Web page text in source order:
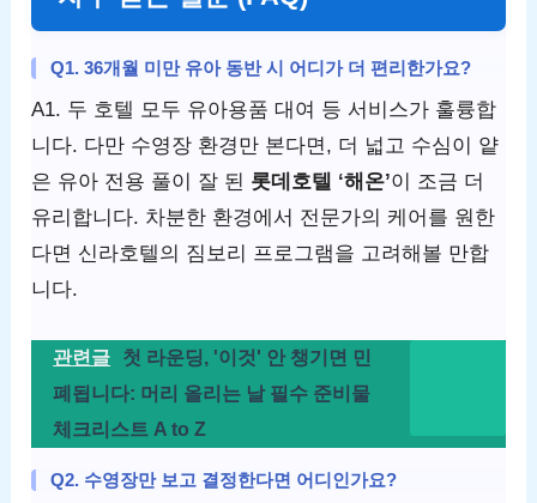
Q1. 36개월 미만 유아 동반 시 어디가 더 편리한가요?
A1. 두 호텔 모두 유아용품 대여 등 서비스가 훌륭합
니다. 다만 수영장 환경만 본다면, 더 넓고 수심이 얕
은 유아 전용 풀이 잘 된 롯데호텔 ‘해온’이 조금 더
유리합니다. 차분한 환경에서 전문가의 케어를 원한
다면 신라호텔의 짐보리 프로그램을 고려해볼 만합
니다.
관련글
첫 라운딩, '이것' 안 챙기면 민
폐됩니다: 머리 올리는 날 필수 준비물
체크리스트 A to Z
Q2. 수영장만 보고 결정한다면 어디인가요?